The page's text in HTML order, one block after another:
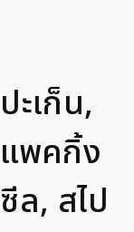
ปะเก็น,
แพคกิ้ง
ซีล, สไป